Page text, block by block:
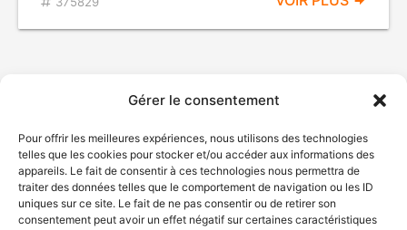
Gérer le consentement
Pour offrir les meilleures expériences, nous utilisons des technologies
telles que les cookies pour stocker et/ou accéder aux informations des
appareils. Le fait de consentir à ces technologies nous permettra de
traiter des données telles que le comportement de navigation ou les ID
uniques sur ce site. Le fait de ne pas consentir ou de retirer son
consentement peut avoir un effet négatif sur certaines caractéristiques